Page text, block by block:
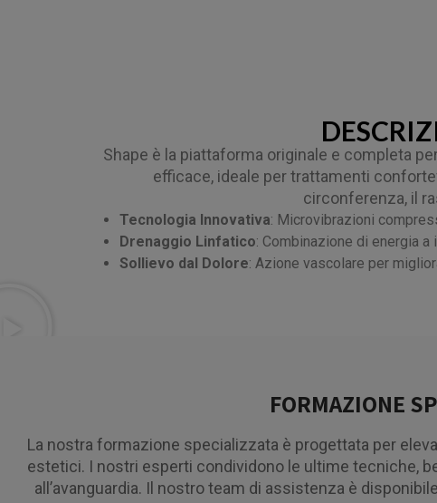
Shape è la piattaforma originale e completa
efficace, ideale per trattamenti
circonferenza, il
Tecnologia Innovativa: Microvibrazioni
Drenaggio Linfatico: Combinazione di energia
Sollievo dal Dolore: Azione vascolare per
FORMAZIONE
La nostra formazione specializzata è progettata per
estetici. I nostri esperti condividono le ultime tecniche,
all’avanguardia. Il nostro team di assistenza è